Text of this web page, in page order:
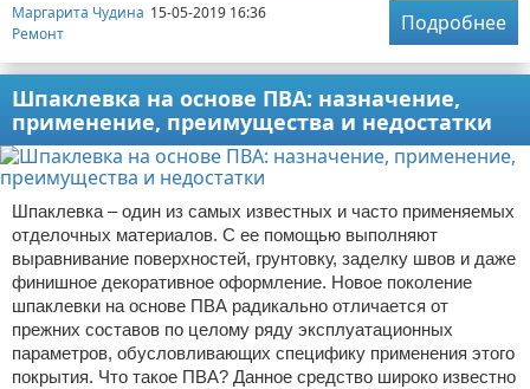
Маргарита Чудина 15-05-2019 16:36
Ремонт
Подробнее
Шпаклевка на основе ПВА: назначение,
применение, преимущества и недостатки
Шпаклевка – один из самых известных и часто применяемых
отделочных материалов. С ее помощью выполняют
выравнивание поверхностей, грунтовку, заделку швов и даже
финишное декоративное оформление. Новое поколение
шпаклевки на основе ПВА радикально отличается от
прежних составов по целому ряду эксплуатационных
параметров, обусловливающих специфику применения этого
покрытия. Что такое ПВА? Данное средство широко известно